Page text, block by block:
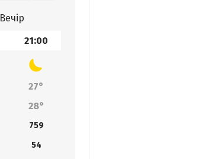
Вечір
21:00
27°
28°
759
54